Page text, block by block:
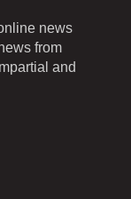
news
from
and